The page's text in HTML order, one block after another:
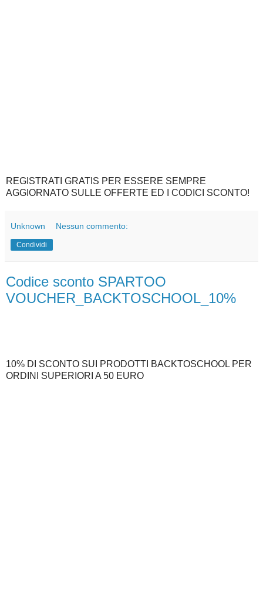
REGISTRATI GRATIS PER ESSERE SEMPRE
AGGIORNATO SULLE OFFERTE ED I CODICI SCONTO!
Unknown Nessun commento:
Condividi
Codice sconto SPARTOO
VOUCHER_BACKTOSCHOOL_10%
10% DI SCONTO SUI PRODOTTI BACKTOSCHOOL PER
ORDINI SUPERIORI A 50 EURO